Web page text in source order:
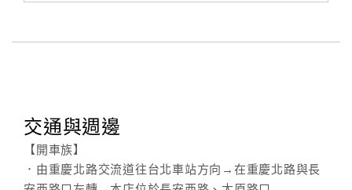
交通與週邊
【開車族】
．由重慶北路交流道往台北車站方向→在重慶北路與長